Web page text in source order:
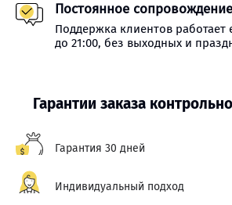
Постоянное сопровождение
Поддержка клиентов работает
до 21:00, без выходных и
Гарантии заказа
Гарантия 30 дней
Индивидуальный подход